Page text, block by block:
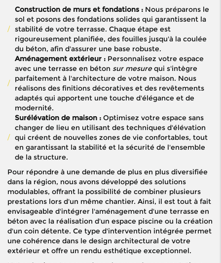
Construction de murs et fondations : Nous préparons le
sol et posons des fondations solides qui garantissent la
stabilité de votre terrasse. Chaque étape est
rigoureusement planifiée, des fouilles jusqu'à la coulée
du béton, afin d'assurer une base robuste.
Aménagement extérieur : Personnalisez votre espace
avec une terrasse en béton sur mesurequi s'intègre
parfaitement à l'architecture de votre maison. Nous
réalisons des finitions décoratives et des revêtements
adaptés qui apportent une touche d'élégance et de
modernité.
Surélévation de maison : Optimisez votre espace sans
changer de lieu en utilisant des techniques d'élévation
qui créent de nouvelles zones de vie confortables, tout
en garantissant la stabilité et la sécurité de l'ensemble
de la structure.
Pour répondre à une demande de plus en plus diversifiée
dans la région, nous avons développé des solutions
modulables, offrant la possibilité de combiner plusieurs
prestations lors d'un même chantier. Ainsi, il est tout à fait
envisageable d'intégrer l'aménagement d'une terrasse en
béton avec la réalisation d'un espace piscine ou la création
d'un coin détente. Ce type d'intervention intégrée permet
une cohérence dans le design architectural de votre
extérieur et offre un rendu esthétique exceptionnel.